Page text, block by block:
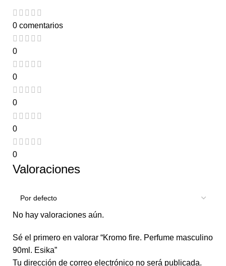
0 comentarios
0
0
0
0
0
Valoraciones
No hay valoraciones aún.
Sé el primero en valorar “Kromo fire. Perfume masculino
90ml. Esika”
Tu dirección de correo electrónico no será publicada.